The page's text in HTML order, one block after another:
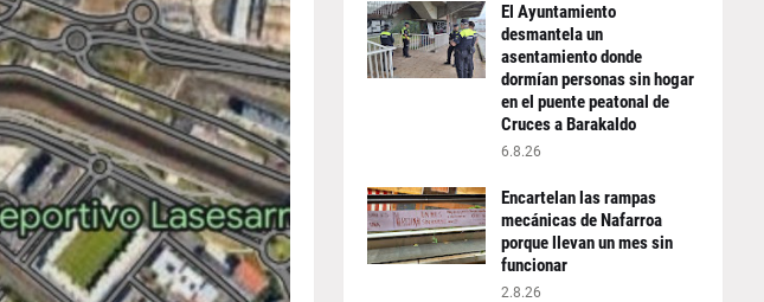
El Ayuntamiento
desmantela un
asentamiento donde
dormían personas sin hogar
en el puente peatonal de
Cruces a Barakaldo
6.8.26
Encartelan las rampas
mecánicas de Nafarroa
porque llevan un mes sin
funcionar
2.8.26